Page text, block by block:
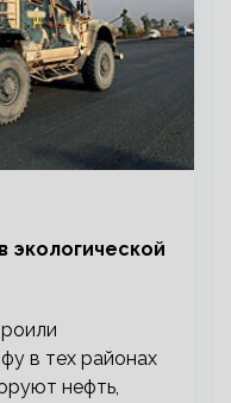
экологической
в тех районах
нефть,